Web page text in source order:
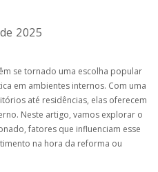
2025
se tornado uma escolha popular
em ambientes internos. Com uma
até residências, elas oferecem
Neste artigo, vamos explorar o
fatores que influenciam esse
na hora da reforma ou